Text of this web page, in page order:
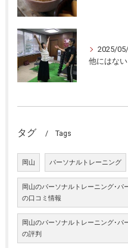
2025/
他にはな
タグ Tags
岡山 パーソナルトレーニング
岡山のパーソナルトレーニング･パ
の口コミ情報
岡山のパーソナルトレーニング･パ
の評判